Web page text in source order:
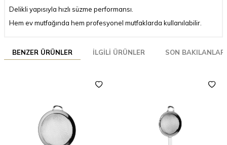
Delikli yapısıyla hızlı süzme performansı.
Hem ev mutfağında hem profesyonel mutfaklarda kullanılabilir.
BENZER ÜRÜNLER İLGILI ÜRÜNLER SON BAKILANLAR